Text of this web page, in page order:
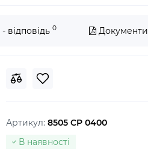
відповідь 0 Документи
Артикул: 8505 CP 0400
В наявності